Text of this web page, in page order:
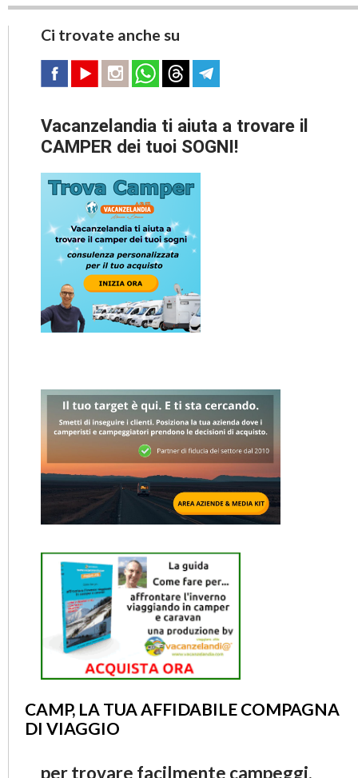
Ci trovate anche su
Vacanzelandia ti aiuta a trovare il
CAMPER dei tuoi SOGNI!
CAMP, LA TUA AFFIDABILE COMPAGNA
DI VIAGGIO
per trovare facilmente campeggi,